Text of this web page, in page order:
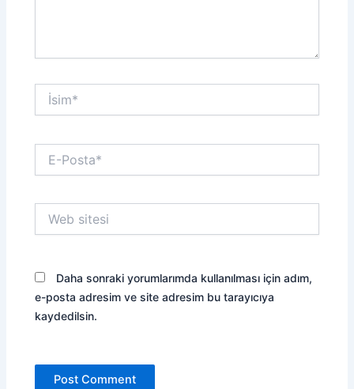
İsim*
Posta*
sitesi
Daha sonraki yorumlarımda kullanılması için adım,
e-posta adresim ve site adresim bu tarayıcıya
kaydedilsin.